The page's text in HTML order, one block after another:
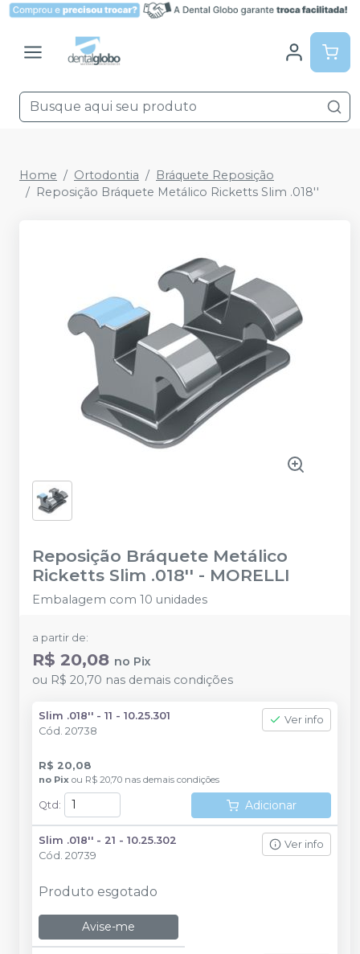
Home Ortodontia
Bráquete Reposição
Reposição Bráquete Metálico Ricketts Slim .018''
Reposição Bráquete Metálico
Ricketts Slim .018'' - MORELLI
Embalagem com 10 unidades
a partir de:
R$ 20,08 no Pix
ou R$ 20,70 nas demais condições
Slim .018'' - 11 - 10.25.301
Cód. 20738
Ver info
R$ 20,08
no Pix ou R$ 20,70 nas demais condições
Qtd : Adicionar
Slim .018'' - 21 - 10.25.302
Cód. 20739
Ver info
Produto esgotado
Avise-me